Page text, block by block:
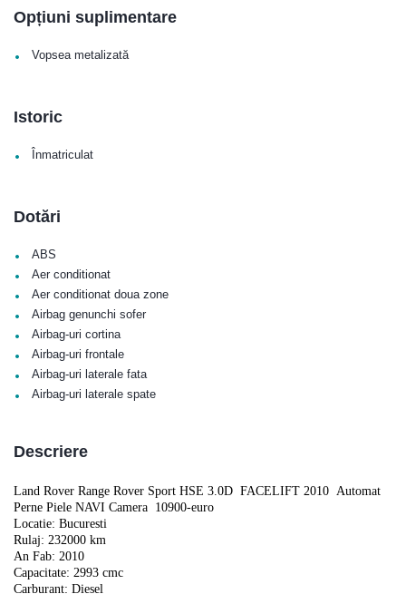
Opțiuni suplimentare
• Vopsea metalizată
Istoric
• Înmatriculat
Dotări
• ABS
• Aer conditionat
• Aer conditionat doua zone
• Airbag genunchi sofer
• Airbag-uri cortina
• Airbag-uri frontale
• Airbag-uri laterale fata
• Airbag-uri laterale spate
Descriere
Land Rover Range Rover Sport HSE 3.0D FACELIFT 2010 Automat
Perne Piele NAVI Camera 10900-euro
Locatie: Bucuresti
Rulaj: 232000 km
An Fab: 2010
Capacitate: 2993 cmc
Carburant: Diesel